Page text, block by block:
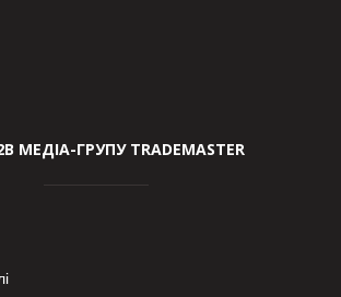
МЕДІА-ГРУПУ TRADEMASTER